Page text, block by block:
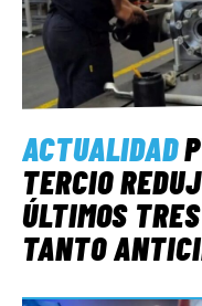
ACTUALIDAD
TERCIO
ÚLTIMOS
TANTO